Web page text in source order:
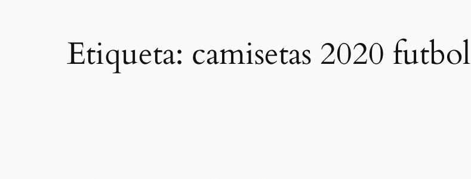
Etiqueta: camisetas 2020 futbol